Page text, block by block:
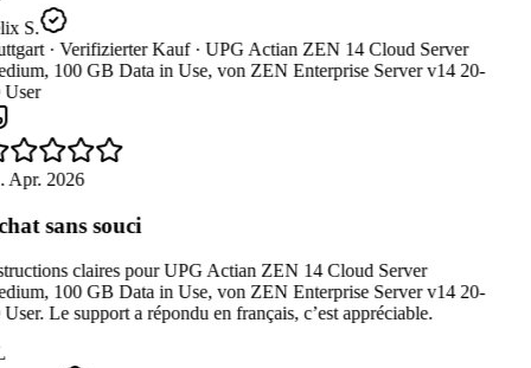
S.
· Verifizierter Kauf · UPG Actian ZEN 14 Cloud Server
100 GB Data in Use, von ZEN Enterprise Server v14 20-
Apr. 2026
sans souci
claires pour UPG Actian ZEN 14 Cloud Server
100 GB Data in Use, von ZEN Enterprise Server v14 20-
Le support a répondu en français, c’est appréciable.